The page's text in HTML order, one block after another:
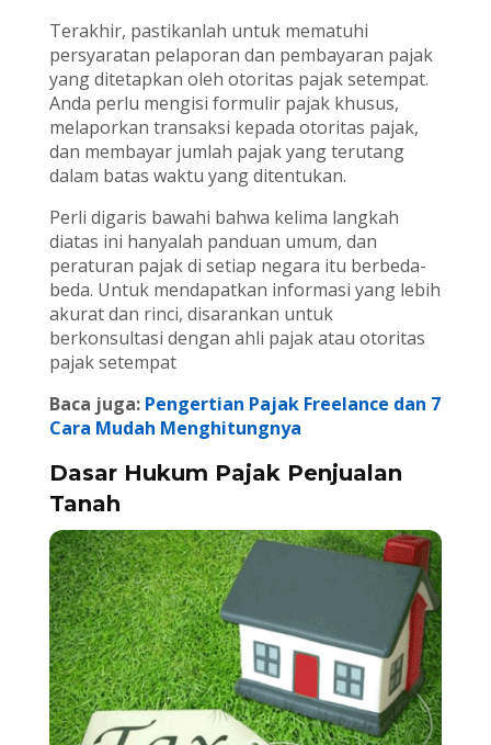
Terakhir, pastikanlah untuk mematuhi
persyaratan pelaporan dan pembayaran pajak
yang ditetapkan oleh otoritas pajak setempat.
Anda perlu mengisi formulir pajak khusus,
melaporkan transaksi kepada otoritas pajak,
dan membayar jumlah pajak yang terutang
dalam batas waktu yang ditentukan.
Perli digaris bawahi bahwa kelima langkah
diatas ini hanyalah panduan umum, dan
peraturan pajak di setiap negara itu berbeda-
beda. Untuk mendapatkan informasi yang lebih
akurat dan rinci, disarankan untuk
berkonsultasi dengan ahli pajak atau otoritas
pajak setempat
Baca juga: Pengertian Pajak Freelance dan 7
Cara Mudah Menghitungnya
Dasar Hukum Pajak Penjualan
Tanah